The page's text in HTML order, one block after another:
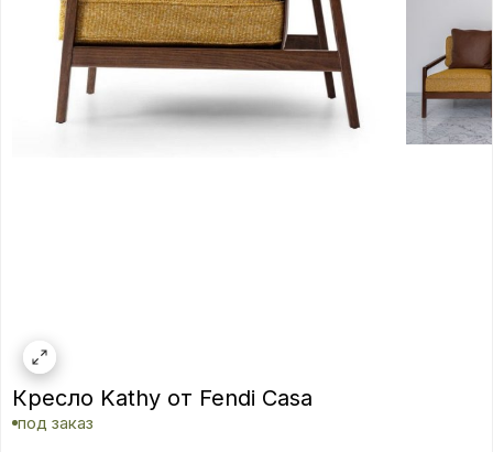
Кресло Kathy от Fendi Casa
под заказ